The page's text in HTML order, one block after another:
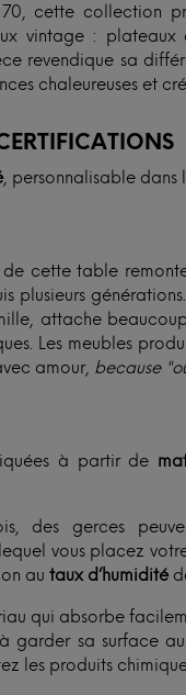
cette collection
vintage : plateaux
revendique sa
chaleureuses et
, personnalisable dans
de cette table
plusieurs
attache
Les meubles
amour, because
à partir de
des gerces
lequel vous placez
autaux d’humidité
qui absorbe
garder sa surface
les produits